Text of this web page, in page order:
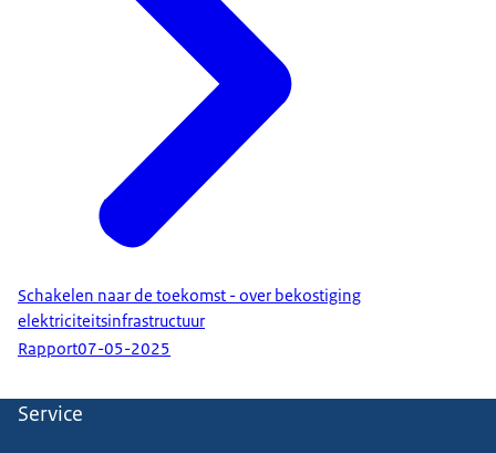
Schakelen naar de toekomst - over bekostiging
elektriciteitsinfrastructuur
Rapport07-05-2025
Service